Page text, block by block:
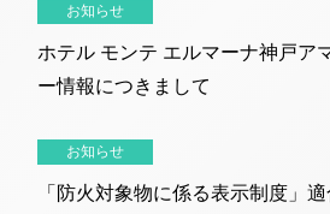
お知らせ
ホテル モンテ エルマーナ神戸ア
ー情報につきまして
お知らせ
「防火対象物に係る表示制度」